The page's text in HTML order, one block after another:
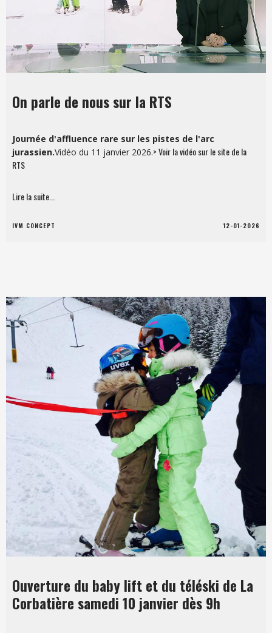
On parle de nous sur la RTS
Journée d'affluence rare sur les pistes de l'arc
jurassien.Vidéo du 11 janvier 2026.> Voir la vidéo sur le site de la
RTS
Lire la suite...
IVM CONCEPT 12-01-2026
Ouverture du baby lift et du téléski de La
Corbatière samedi 10 janvier dès 9h